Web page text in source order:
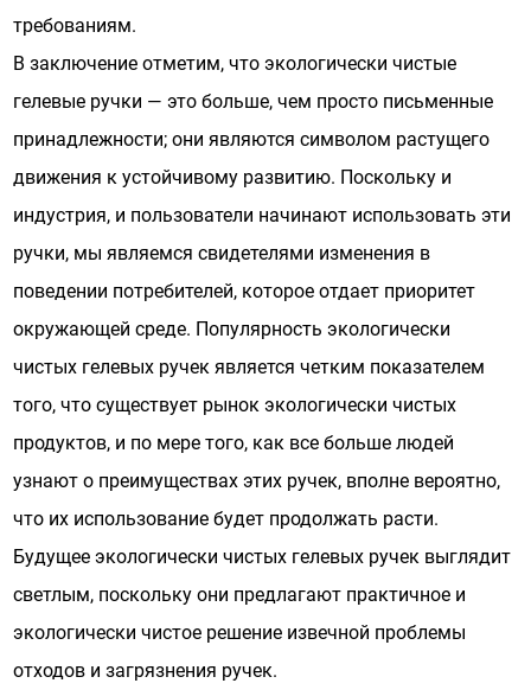
требованиям.
В заключение отметим, что экологически чистые
гелевые ручки — это больше, чем просто письменные
принадлежности; они являются символом растущего
движения к устойчивому развитию. Поскольку и
индустрия, и пользователи начинают использовать эти
ручки, мы являемся свидетелями изменения в
поведении потребителей, которое отдает приоритет
окружающей среде. Популярность экологически
чистых гелевых ручек является четким показателем
того, что существует рынок экологически чистых
продуктов, и по мере того, как все больше людей
узнают о преимуществах этих ручек, вполне вероятно,
что их использование будет продолжать расти.
Будущее экологически чистых гелевых ручек выглядит
светлым, поскольку они предлагают практичное и
экологически чистое решение извечной проблемы
отходов и загрязнения ручек.